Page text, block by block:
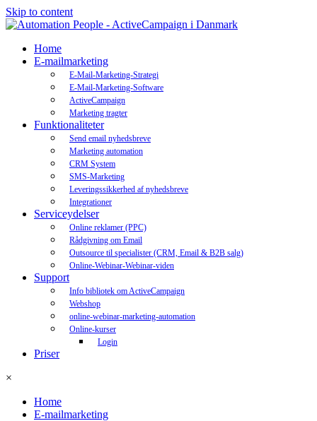
Skip to content
Home
E-mailmarketing
E-Mail-Marketing-Strategi
E-Mail-Marketing-Software
ActiveCampaign
Marketing tragter
Funktionaliteter
Send email nyhedsbreve
Marketing automation
CRM System
SMS-Marketing
Leveringssikkerhed af nyhedsbreve
Integrationer
Serviceydelser
Online reklamer (PPC)
Rådgivning om Email
Outsource til specialister (CRM, Email & B2B salg)
Online-Webinar-Webinar-viden
Support
Info bibliotek om ActiveCampaign
Webshop
online-webinar-marketing-automation
Online-kurser
Login
Priser
×
Home
E-mailmarketing